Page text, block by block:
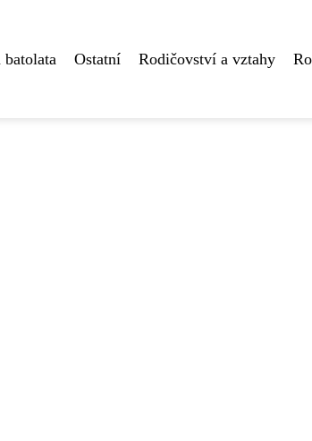
Ostatní Rodičovství a vztahy